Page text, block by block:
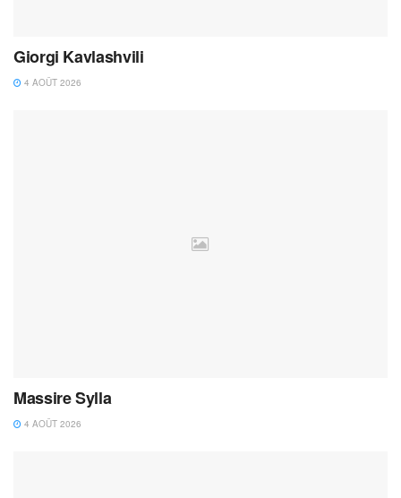
Giorgi Kavlashvili
4 AOÛT 2026
Massire Sylla
4 AOÛT 2026